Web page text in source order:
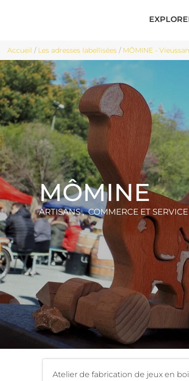
Accueil / Les adresses labellisées / MÔMINE - Vieussan
MÔMINE
ARTISANS , COMMERCE ET SERVICE
Atelier de fabrication de jeux en